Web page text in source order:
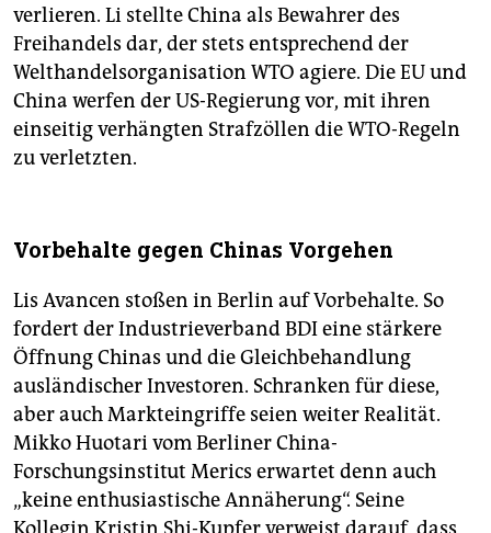
verlieren. Li stellte China als Bewahrer des
Freihandels dar, der stets entsprechend der
Welthandelsorganisation WTO agiere. Die EU und
China werfen der US-Regierung vor, mit ihren
einseitig verhängten Strafzöllen die WTO-Regeln
zu verletzten.
Vorbehalte gegen Chinas Vorgehen
Lis Avancen stoßen in Berlin auf Vorbehalte. So
fordert der Industrieverband BDI eine stärkere
Öffnung Chinas und die Gleichbehandlung
ausländischer Investoren. Schranken für diese,
aber auch Markteingriffe seien weiter Realität.
Mikko Huotari vom Berliner China-
Forschungsinstitut Merics erwartet denn auch
„keine enthusiastische Annäherung“. Seine